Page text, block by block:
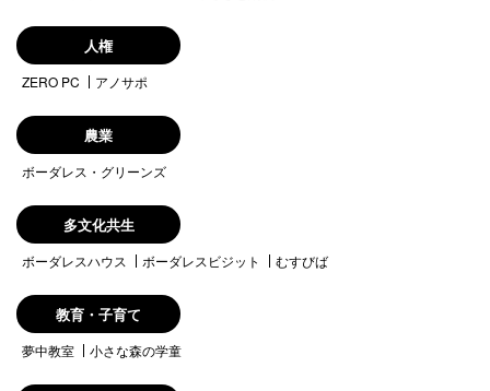
人権
ZERO PC アノサポ
農業
ボーダレス・グリーンズ
多文化共生
ボーダレスハウス ボーダレスビジット むすびば
教育・子育て
夢中教室 小さな森の学童